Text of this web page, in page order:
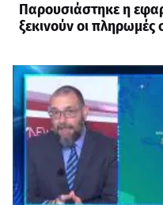
Παρουσιάστηκε η
ξεκινούν οι πληρωμές